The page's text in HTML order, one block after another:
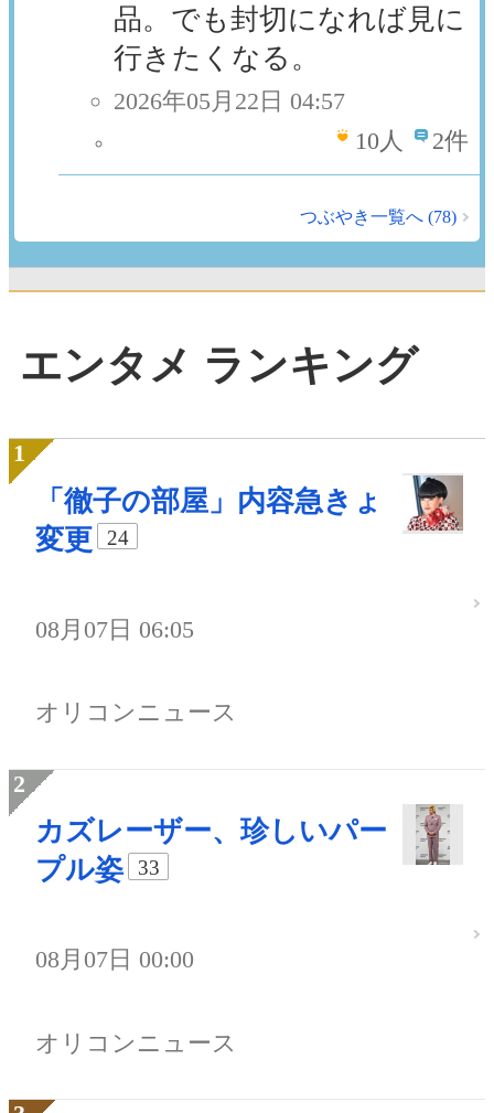
品。でも封切になれば見に
行きたくなる。
2026年05月22日 04:57
10人 2件
つぶやき一覧へ (78)
エンタメ ランキング
「徹子の部屋」内容急きょ
変更
24
08月07日 06:05
オリコンニュース
カズレーザー、珍しいパー
プル姿
33
08月07日 00:00
オリコンニュース